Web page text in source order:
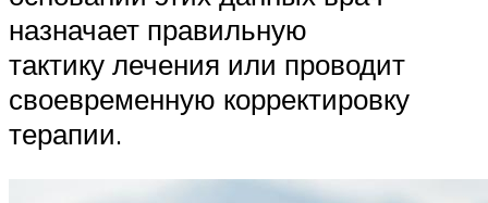
назначает правильную
тактику лечения или проводит
своевременную корректировку
терапии.